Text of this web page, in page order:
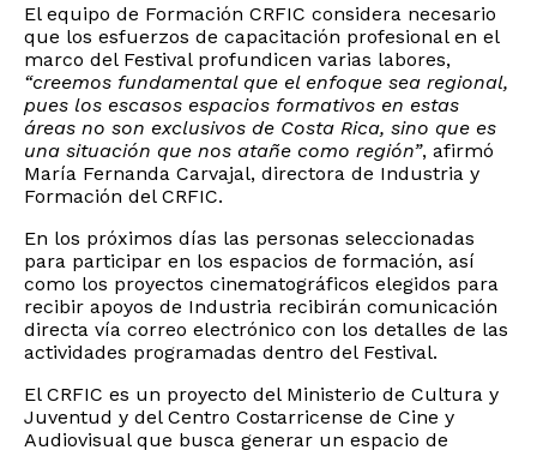
El equipo de Formación CRFIC considera necesario
que los esfuerzos de capacitación profesional en el
marco del Festival profundicen varias labores,
“creemos fundamental que el enfoque sea regional,
pues los escasos espacios formativos en estas
áreas no son exclusivos de Costa Rica, sino que es
una situación que nos atañe como región”, afirmó
María Fernanda Carvajal, directora de Industria y
Formación del CRFIC.
En los próximos días las personas seleccionadas
para participar en los espacios de formación, así
como los proyectos cinematográficos elegidos para
recibir apoyos de Industria recibirán comunicación
directa vía correo electrónico con los detalles de las
actividades programadas dentro del Festival.
El CRFIC es un proyecto del Ministerio de Cultura y
Juventud y del Centro Costarricense de Cine y
Audiovisual que busca generar un espacio de